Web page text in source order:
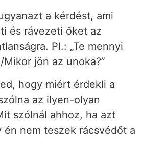
a kérdést, ami
és rávezeti őket az
Pl.: „Te mennyi
jön az unoka?”
hogy miért érdekli a
az ilyen-olyan
szólnál ahhoz, ha azt
én nem teszek rácsvédőt a